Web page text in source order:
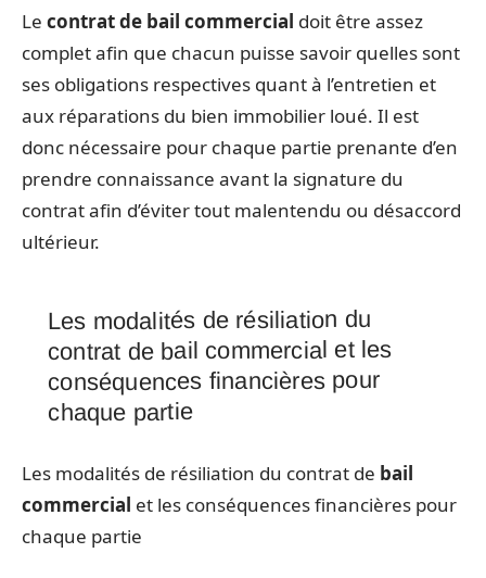
Le contrat de bail commercial doit être assez
complet afin que chacun puisse savoir quelles sont
ses obligations respectives quant à l’entretien et
aux réparations du bien immobilier loué. Il est
donc nécessaire pour chaque partie prenante d’en
prendre connaissance avant la signature du
contrat afin d’éviter tout malentendu ou désaccord
ultérieur.
Les modalités de résiliation du
contrat de bail commercial et les
conséquences financières pour
chaque partie
Les modalités de résiliation du contrat de bail
commercial et les conséquences financières pour
chaque partie